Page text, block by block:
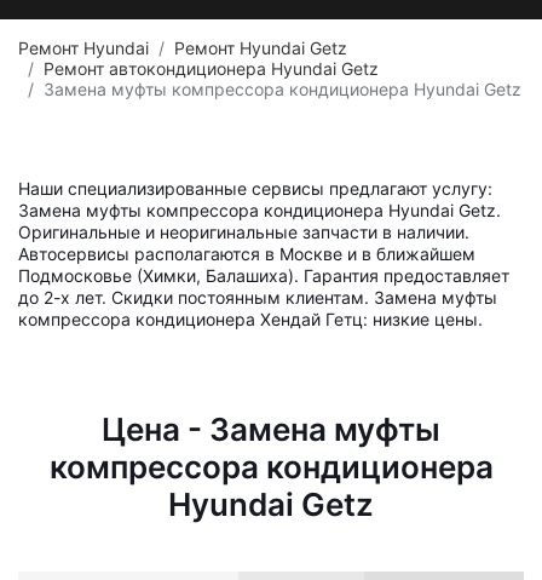
Ремонт Hyundai
Ремонт Hyundai Getz
Ремонт автокондиционера Hyundai Getz
Замена муфты компрессора кондиционера Hyundai Getz
Наши специализированные сервисы предлагают услугу:
Замена муфты компрессора кондиционера Hyundai Getz.
Оригинальные и неоригинальные запчасти в наличии.
Автосервисы располагаются в Москве и в ближайшем
Подмосковье (Химки, Балашиха). Гарантия предоставляет
до 2-х лет. Скидки постоянным клиентам. Замена муфты
компрессора кондиционера Хендай Гетц: низкие цены.
Цена - Замена муфты
компрессора кондиционера
Hyundai Getz